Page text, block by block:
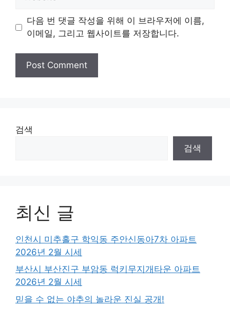
다음 번 댓글 작성을 위해 이 브라우저에 이름,
이메일, 그리고 웹사이트를 저장합니다.
검색
검색
최신 글
인천시 미추홀구 학익동 주안신동아7차 아파트
2026년 2월 시세
부산시 부산진구 부암동 럭키무지개타운 아파트
2026년 2월 시세
믿을 수 없는 야추의 놀라운 진실 공개!